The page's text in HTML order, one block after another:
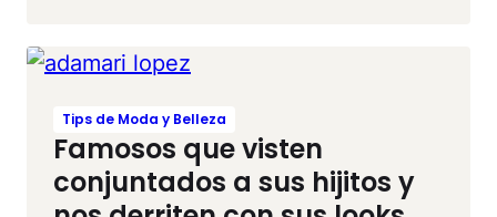
Tips de Moda y Belleza
Famosos que visten
conjuntados a sus hijitos y